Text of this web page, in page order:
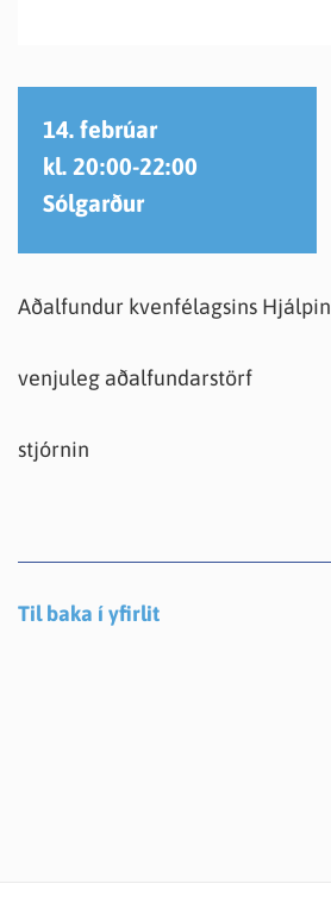
14. febrúar
kl. 20:00-22:00
Sólgarður
Aðalfundur kvenfélagsins Hjálpin
venjuleg aðalfundarstörf
stjórnin
Til baka í yfirlit